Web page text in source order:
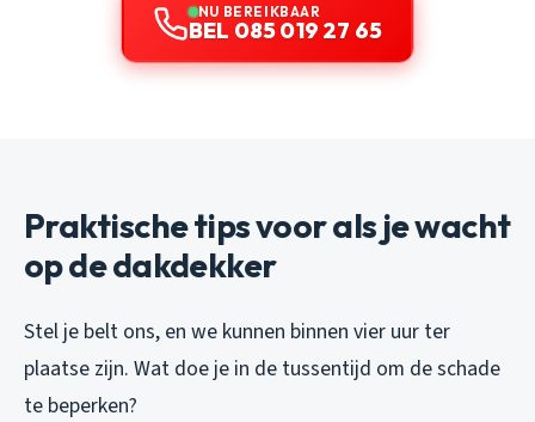
NU BEREIKBAAR
BEL 085 019 27 65
Praktische tips voor als je wacht
op de dakdekker
Stel je belt ons, en we kunnen binnen vier uur ter
plaatse zijn. Wat doe je in de tussentijd om de schade
te beperken?